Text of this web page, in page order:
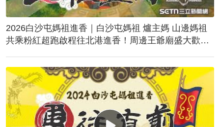
2026白沙屯媽祖進香｜白沙屯媽祖 爐主媽 山邊媽祖
共乘粉紅超跑啟程往北港進香！周邊王爺廟盛大歡